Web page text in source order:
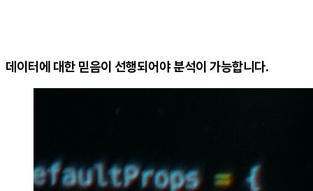
데이터에 대한 믿음이 선행되어야 분석이 가능합니다.